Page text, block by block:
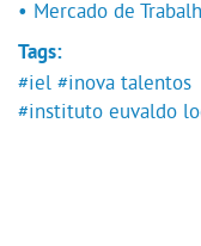
• Mercado de
Tags:
#iel #inova talentos
#instituto euvaldo